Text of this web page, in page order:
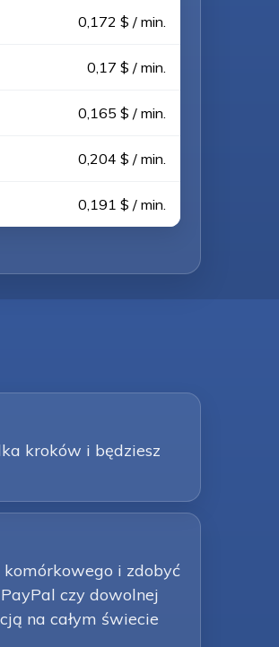
0,172 $ / min.
0,17 $ / min.
0,165 $ / min.
0,204 $ / min.
0,191 $ / min.
kroków i będziesz
i zdobyć
czy dowolnej
na całym świecie